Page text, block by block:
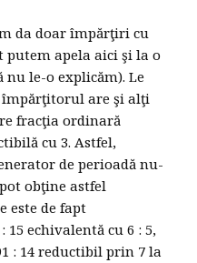
da doar împărţiri cu
apela aici şi la o
nu le-o explicăm). Le
are şi alţi
fracţia ordinară
cu 3. Astfel,
de perioadă nu-
obţine astfel
este de fapt
15 echivalentă cu 6 : 5,
: 14 reductibil prin 7 la